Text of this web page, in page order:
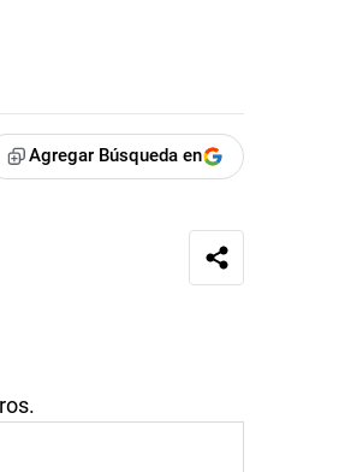
Agregar Búsqueda en